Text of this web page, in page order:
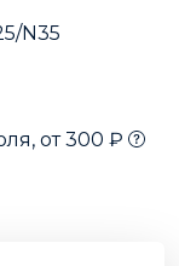
N35
от 300 ₽